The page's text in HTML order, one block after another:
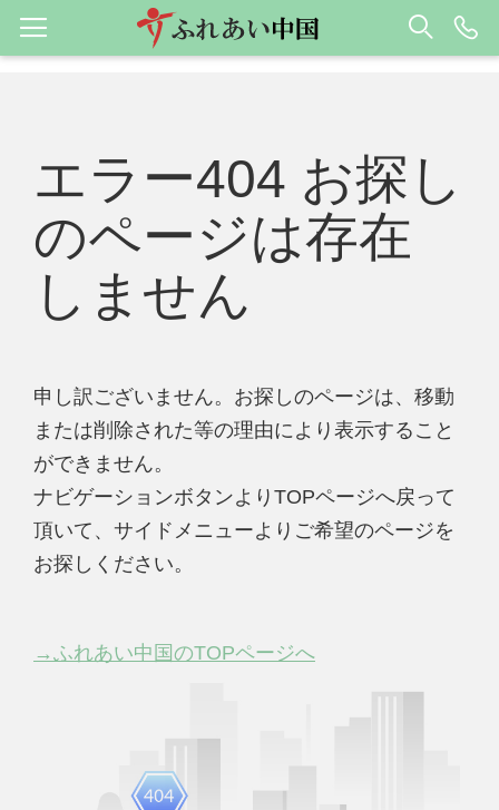
エラー404 お探し
のページは存在
しません
申し訳ございません。お探しのページは、移動
または削除された等の理由により表示すること
ができません。
ナビゲーションボタンよりTOPページへ戻って
頂いて、サイドメニューよりご希望のページを
お探しください。
→ふれあい中国のTOPページへ